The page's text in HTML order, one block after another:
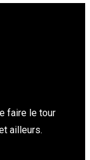
faire le tour
ailleurs.